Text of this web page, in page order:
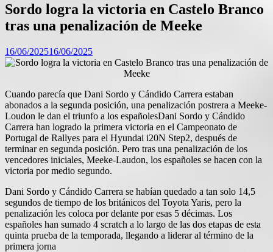
Sordo logra la victoria en Castelo Branco
tras una penalización de Meeke
16/06/202516/06/2025
Cuando parecía que Dani Sordo y Cándido Carrera estaban
abonados a la segunda posición, una penalización postrera a Meeke-
Loudon le dan el triunfo a los españolesDani Sordo y Cándido
Carrera han logrado la primera victoria en el Campeonato de
Portugal de Rallyes para el Hyundai i20N Step2, después de
terminar en segunda posición. Pero tras una penalización de los
vencedores iniciales, Meeke-Laudon, los españoles se hacen con la
victoria por medio segundo.
Dani Sordo y Cándido Carrera se habían quedado a tan solo 14,5
segundos de tiempo de los británicos del Toyota Yaris, pero la
penalización les coloca por delante por esas 5 décimas. Los
españoles han sumado 4 scratch a lo largo de las dos etapas de esta
quinta prueba de la temporada, llegando a liderar al término de la
primera jorna